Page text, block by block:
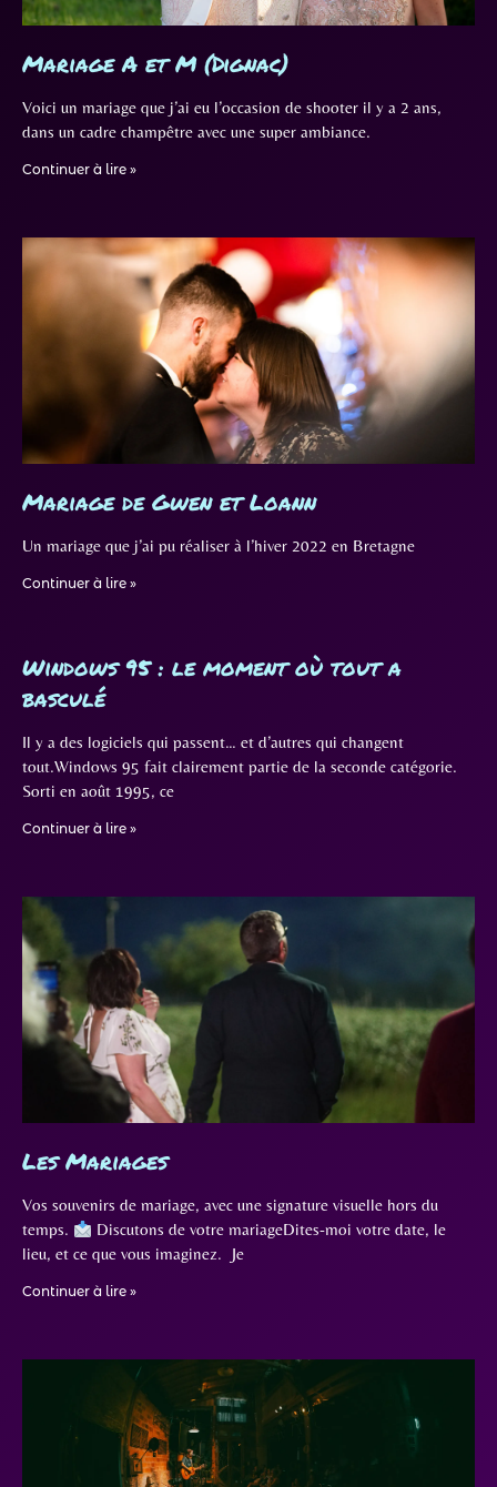
Mariage A et M (Dignac)
Voici un mariage que j’ai eu l’occasion de shooter il y a 2 ans,
dans un cadre champêtre avec une super ambiance.
Continuer à lire »
Mariage de Gwen et Loann
Un mariage que j’ai pu réaliser à l’hiver 2022 en Bretagne
Continuer à lire »
Windows 95 : le moment où tout a
basculé
Il y a des logiciels qui passent… et d’autres qui changent
tout.Windows 95 fait clairement partie de la seconde catégorie.
Sorti en août 1995, ce
Continuer à lire »
Les Mariages
Vos souvenirs de mariage, avec une signature visuelle hors du
temps.
Discutons de votre mariageDites-moi votre date, le
lieu, et ce que vous imaginez. Je
Continuer à lire »